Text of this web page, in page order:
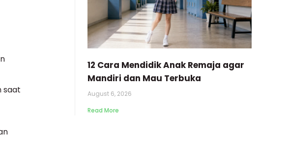
saat
12 Cara Mendidik Anak Remaja agar
Mandiri dan Mau Terbuka
August 6, 2026
Read More